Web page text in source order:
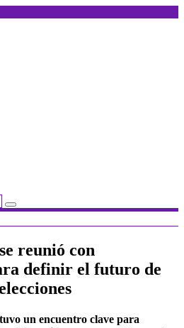
reunió con
definir el futuro de
un encuentro clave para